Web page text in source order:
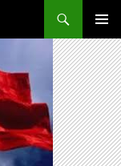
MENU